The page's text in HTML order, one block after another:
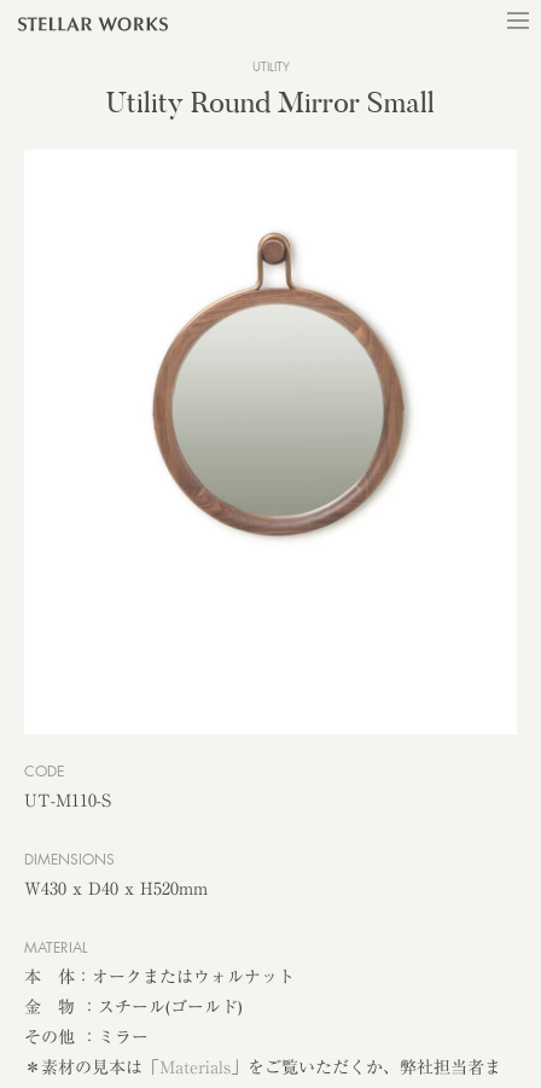
UTILITY
Utility Round Mirror Small
CODE
UT-M110-S
DIMENSIONS
W430 x D40 x H520mm
MATERIAL
本 体：オークまたはウォルナット
金 物 ：スチール(ゴールド)
その他 ：ミラー
＊素材の見本は「 Materials 」をご覧いただくか、弊社担当者ま